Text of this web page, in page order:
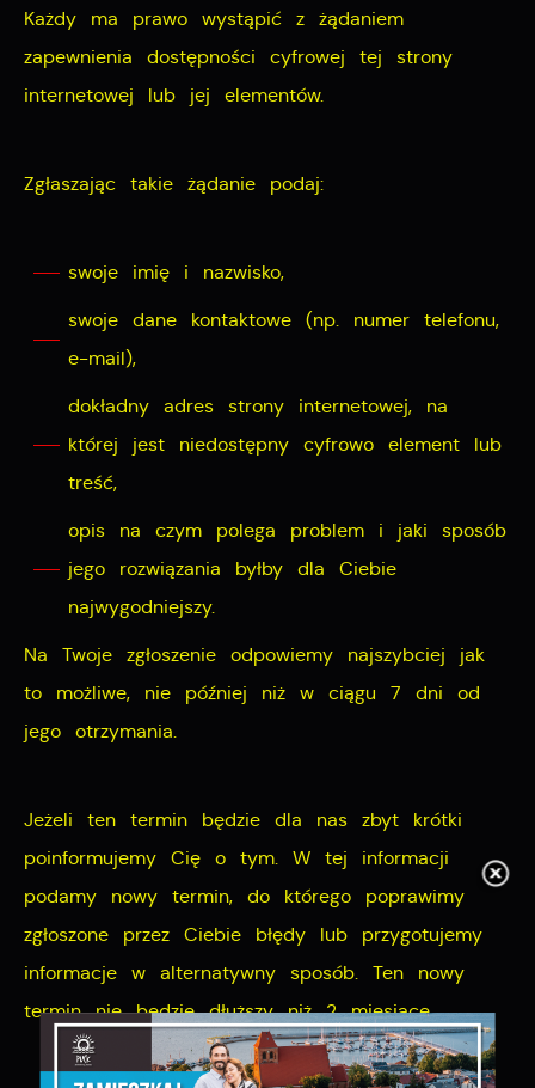
Każdy ma prawo wystąpić z żądaniem
zapewnienia dostępności cyfrowej tej strony
internetowej lub jej elementów.
Zgłaszając takie żądanie podaj:
swoje imię i nazwisko,
swoje dane kontaktowe (np. numer telefonu,
e-mail),
dokładny adres strony internetowej, na
której jest niedostępny cyfrowo element lub
treść,
opis na czym polega problem i jaki sposób
jego rozwiązania byłby dla Ciebie
najwygodniejszy.
Na Twoje zgłoszenie odpowiemy najszybciej jak
to możliwe, nie później niż w ciągu 7 dni od
jego otrzymania.
Jeżeli ten termin będzie dla nas zbyt krótki
poinformujemy Cię o tym. W tej informacji
podamy nowy termin, do którego poprawimy
zgłoszone przez Ciebie błędy lub przygotujemy
informacje w alternatywny sposób. Ten nowy
termin nie będzie dłuższy niż 2 miesiące.